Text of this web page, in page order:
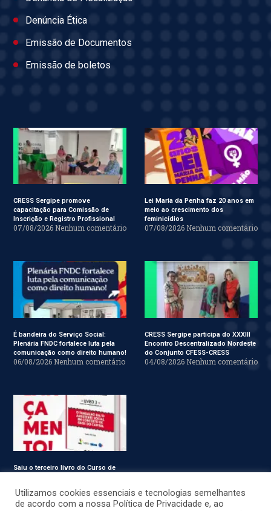
Denúncia Ética
Emissão de Documentos
Emissão de boletos
CRESS Sergipe promove
capacitação para Comissão de
Inscrição e Registro Profissional
07/08/2026 Nenhum comentário
Lei Maria da Penha faz 20 anos em
meio ao crescimento dos
feminicídios
07/08/2026 Nenhum comentário
É bandeira do Serviço Social:
Plenária FNDC fortalece luta pela
comunicação como direito humano!
06/08/2026 Nenhum comentário
CRESS Sergipe participa do XXXIII
Encontro Descentralizado Nordeste
do Conjunto CFESS-CRESS
04/08/2026 Nenhum comentário
Saiu o terceiro livro do Curso de
Utilizamos cookies essenciais e tecnologias semelhantes
de acordo com a nossa Política de Privacidade e, ao